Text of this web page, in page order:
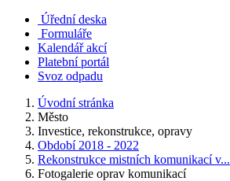
Úřední deska
Formuláře
Kalendář akcí
Platební portál
Svoz odpadu
Úvodní stránka
Město
Investice, rekonstrukce, opravy
Období 2018 - 2022
Rekonstrukce mistních komunikací v...
Fotogalerie oprav komunikací